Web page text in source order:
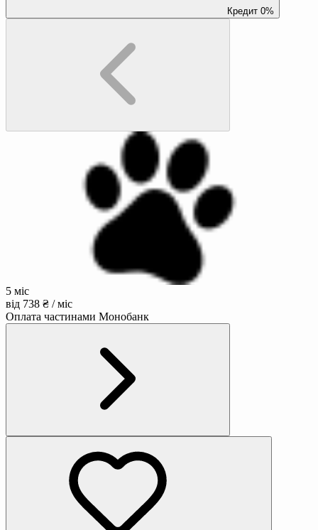
Кредит 0%
5 міс
від 738 ₴ / міс
Оплата частинами Монобанк